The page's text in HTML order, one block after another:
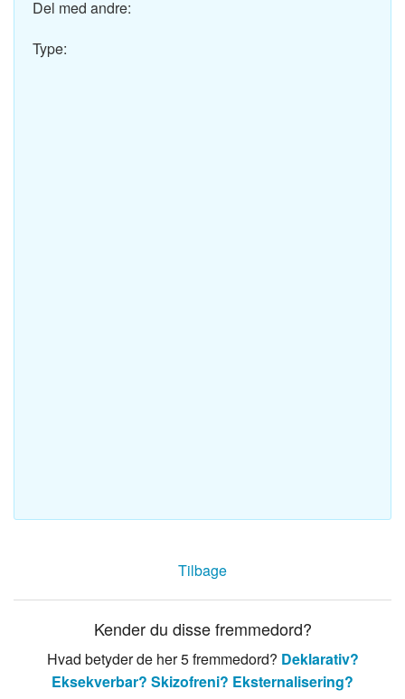
Del med andre:
Type:
Tilbage
Kender du disse fremmedord?
Hvad betyder de her 5 fremmedord? Deklarativ?
Eksekverbar? Skizofreni? Eksternalisering?